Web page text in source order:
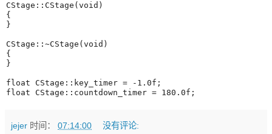
CStage::CStage(void)
{
}
CStage::~CStage(void)
{
}
float CStage::key_timer = -1.0f;
float CStage::countdown_timer = 180.0f;
jejer 时间： 07:14:00 没有评论: